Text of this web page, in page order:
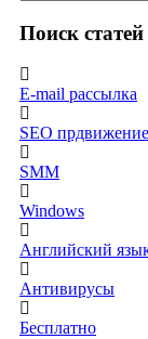
Поиск
E-mail рассылка
SEO прдвижение
SMM
Windows
Английский
Антивирусы
Бесплатно